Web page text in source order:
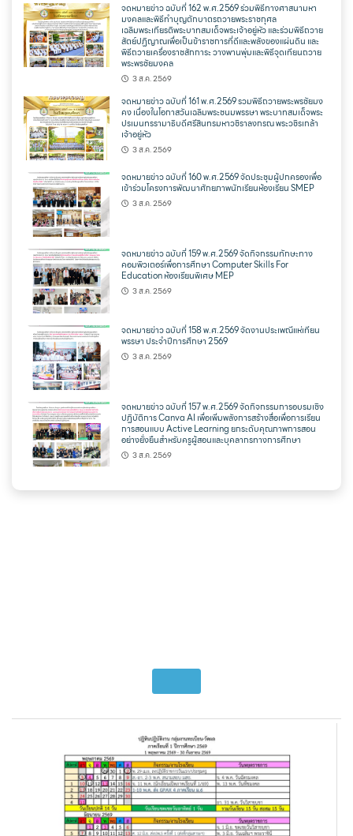
จดหมายข่าว ฉบับที่ 162 พ.ศ.2569 ร่วมพิธีทางศาสนามหา
มงคลและพิธีทำบุญตักบาตรถวายพระราชกุศล
เฉลิมพระเกียรติพระบาทสมเด็จพระเจ้าอยู่หัว และร่วมพิธีถวาย
สัตย์ปฏิญาณเพื่อเป็นข้าราชการที่ดีและพลังของแผ่นดิน และ
พิธีถวายเครื่องราชสักการะ วางพานพุ่มและพิธีจุดเทียนถวาย
พระพรชัยมงคล
3 ส.ค. 2569
จดหมายข่าว ฉบับที่ 161 พ.ศ.2569 รวมพิธีถวายพระพรชัยมง
คง เนื่องในโอกาสวันเฉลิมพระชนมพรรษา พระบาทสมเด็จพระ
ปรเมนทรรามาธิบดีศรีสินทรมหาวชิราลงกรณ พระวชิรเกล้า
เจ้าอยู่หัว
3 ส.ค. 2569
จดหมายข่าว ฉบับที่ 160 พ.ศ.2569 จัดประชุมผู้ปกครองเพื่อ
เข้าร่วมโครงการพัฒนาศักยภาพนักเรียนห้องเรียน SMEP
3 ส.ค. 2569
จดหมายข่าว ฉบับที่ 159 พ.ศ.2569 จัดกิจกรรมทักษะทาง
คอมพิวเตอร์เพื่อการศึกษา Computer Skills For
Education ห้องเรียนพิเศษ MEP
3 ส.ค. 2569
จดหมายข่าว ฉบับที่ 158 พ.ศ.2569 จัดงานประเพณีแห่เทียน
พรรษา ประจำปีการศึกษา 2569
3 ส.ค. 2569
จดหมายข่าว ฉบับที่ 157 พ.ศ.2569 จัดกิจกรรมการอบรมเชิง
ปฏิบัติการ Canva AI เพื่อเพิ่มพลังการสร้างสื่อเพื่อการเรียน
การสอนแบบ Active Learning ยกระดับคุณภาพการสอน
อย่างยั่งยืนสำหรับครูผู้สอนและบุคลากรทางการศึกษา
3 ส.ค. 2569